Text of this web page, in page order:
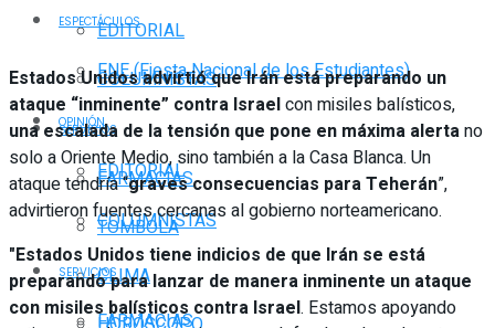
EDITORIAL
COLUMNISTAS
SERVICIOS
FARMACIAS
TOMBOLA
CLIMA
ESPECTÁCULOS
FNE (Fiesta Nacional de los Estudiantes)
OPINIÓN
EDITORIAL
COLUMNISTAS
SERVICIOS
FARMACIAS
Estados Unidos advirtió que Irán está preparando un
ataque “inminente” contra Israelcon misiles balísticos,
una escalada de la tensión que pone en máxima alertano
solo a Oriente Medio, sino también a la Casa Blanca. Un
ataque tendría “graves consecuencias para Teherán”,
advirtieron fuentes cercanas al gobierno norteamericano.
"Estados Unidos tiene indicios de que Irán se está
preparando para lanzar de manera inminente un ataque
con misiles balísticos contra Israel. Estamos apoyando